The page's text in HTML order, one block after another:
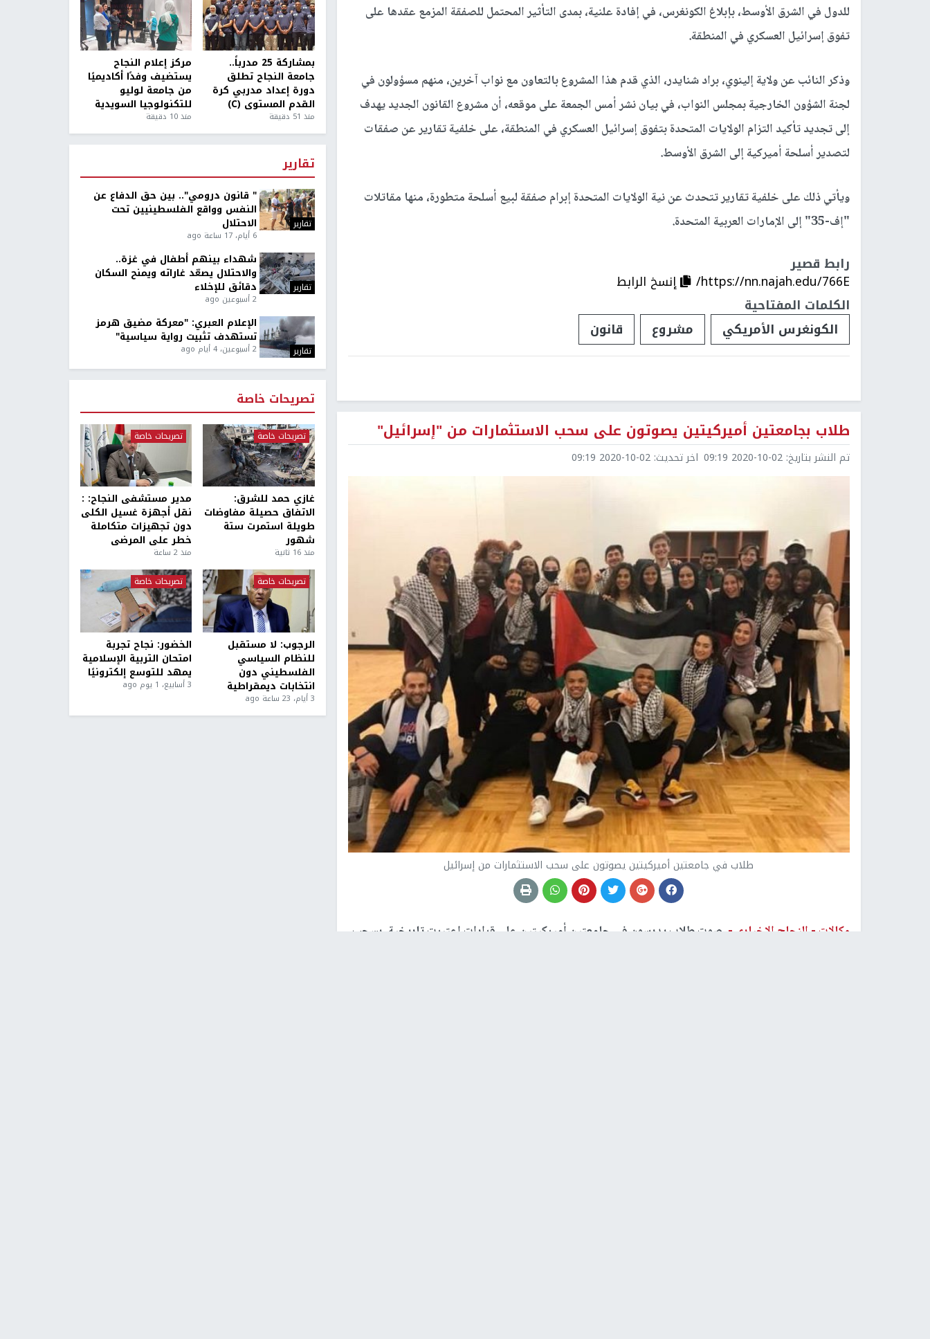
للدول في الشرق الأوسط، بإبلاغ الكونغرس، في إفادة علنية، بمدى التأثير المحتمل للصفقة المزمع عقدها على
تفوق إسرائيل العسكري في المنطقة.
وذكر النائب عن ولاية إلينوي، براد شنايدر، الذي قدم هذا المشروع بالتعاون مع نواب آخرين، منهم مسؤولون في
لجنة الشؤون الخارجية بمجلس النواب، في بيان نشر أمس الجمعة على موقعه، أن مشروع القانون الجديد يهدف
إلى تجديد تأكيد التزام الولايات المتحدة بتفوق إسرائيل العسكري في المنطقة، على خلفية تقارير عن صفقات
لتصدير أسلحة أميركية إلى الشرق الأوسط.
ويأتي ذلك على خلفية تقارير تتحدث عن نية الولايات المتحدة إبرام صفقة لبيع أسلحة متطورة، منها مقاتلات
"إف-35" إلى الإمارات العربية المتحدة.
رابط قصير
https://nn.najah.edu/766E/
إنسخ الرابط
الكلمات المفتاحية
الكونغرس الأمريكي
مشروع قانون
طلاب بجامعتين أميركيتين يصوتون على سحب الاستثمارات من "إسرائيل"
تم النشر بتاريخ: 2020-10-02 09:19 اخر تحديث: 2020-10-02 09:19
طلاب في جامعتين أميركيتين يصوتون على سحب الاستثمارات من إسرائيل
وكالات - النجاح الإخباري - صوت طلاب يدرسون في جامعتين أميركيتين على قرارات اعتبرت تاريخية، بسحب
بمشاركة 25 مدرباً..
جامعة النجاح تطلق
دورة إعداد مدربي كرة
القدم المستوى (C)
منذ 51 دقيقة
مركز إعلام النجاح
يستضيف وفدًا أكاديميًا
من جامعة لوليو
للتكنولوجيا السويدية
منذ 10 دقيقة
تقارير
تقارير
" قانون درومي".. بين حق الدفاع عن
النفس وواقع الفلسطينيين تحت
الاحتلال
6 أيام، 17 ساعة ago
تقارير
شهداء بينهم أطفال في غزة..
والاحتلال يصعّد غاراته ويمنح السكان
دقائق للإخلاء
2 أسبوعين ago
تقارير
الإعلام العبري: "معركة مضيق هرمز
تستهدف تثبيت رواية سياسية"
2 أسبوعين، 4 أيام ago
تصريحات خاصة
تصريحات خاصة
غازي حمد للشرق:
الاتفاق حصيلة مفاوضات
طويلة استمرت ستة
شهور
منذ 16 ثانية
تصريحات خاصة
مدير مستشفى النجاح: :
نقل أجهزة غسيل الكلى
دون تجهيزات متكاملة
خطر على المرضى
منذ 2 ساعة
تصريحات خاصة
الرجوب: لا مستقبل
للنظام السياسي
الفلسطيني دون
انتخابات ديمقراطية
3 أيام، 23 ساعة ago
تصريحات خاصة
الخضور: نجاح تجربة
امتحان التربية الإسلامية
يمهد للتوسع إلكترونيًا
3 أسابيع، 1 يوم ago